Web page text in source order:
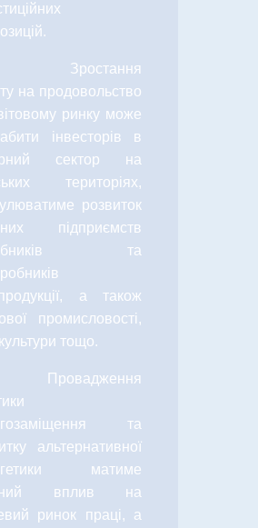
Зростання
на продовольство
ринку може
інвесторів в
сектор на
територіях,
розвиток
підприємств
та
а також
промисловості,
тощо.
Провадження
та
альтернативної
матиме
вплив на
ринок праці, а